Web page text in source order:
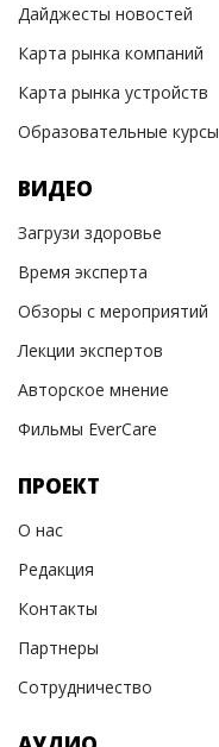
Дайджесты новостей
Карта рынка компаний
Карта рынка устройств
Образовательные курсы
ВИДЕО
Загрузи здоровье
Время эксперта
Обзоры с мероприятий
Лекции экспертов
Авторское мнение
Фильмы EverCare
ПРОЕКТ
О нас
Редакция
Контакты
Партнеры
Сотрудничество